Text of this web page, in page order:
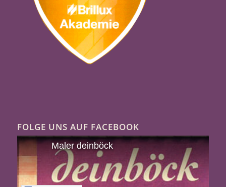
FOLGE UNS AUF FACEBOOK
Maler deinböck